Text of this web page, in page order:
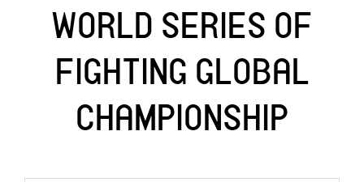
WORLD SERIES OF
FIGHTING GLOBAL
CHAMPIONSHIP